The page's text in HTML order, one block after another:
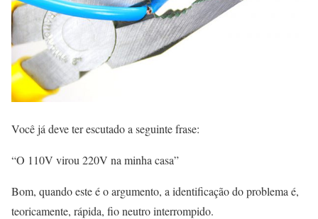
Você já deve ter escutado a seguinte frase:
“O 110V virou 220V na minha casa”
Bom, quando este é o argumento, a identificação do problema é,
teoricamente, rápida, fio neutro interrompido.